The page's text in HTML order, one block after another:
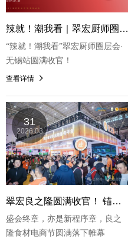
辣就！潮我看｜翠宏厨师圈层会・无锡站圆满落幕，以辣为媒缔结餐饮新合作
“辣就！潮我看”翠宏厨师圈层会·
无锡站圆满收官！
查看详情
31
2026.03
翠宏良之隆圆满收官！ 锚定行业趋势，赋能餐饮供应链
盛会终章，亦是新程序章，良之
隆食材电商节圆满落下帷幕